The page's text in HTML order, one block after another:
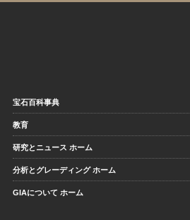
宝石百科事典
教育
研究とニュース ホーム
分析とグレーディング ホーム
GIAについて ホーム